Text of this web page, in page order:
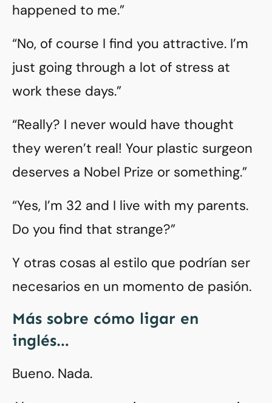
happened to me.”
“No, of course I find you attractive. I’m
just going through a lot of stress at
work these days.”
“Really? I never would have thought
they weren’t real! Your plastic surgeon
deserves a Nobel Prize or something.”
“Yes, I’m 32 and I live with my parents.
Do you find that strange?”
Y otras cosas al estilo que podrían ser
necesarios en un momento de pasión.
Más sobre cómo ligar en
inglés…
Bueno. Nada.